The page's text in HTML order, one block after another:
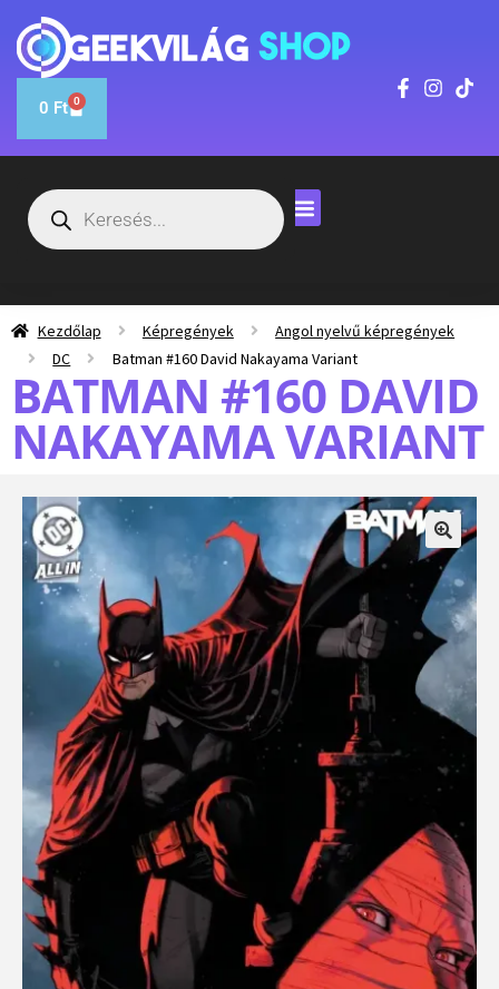
0 Ft 0
Kezdőlap Képregények
Angol nyelvű képregények
DC
Batman #160 David Nakayama Variant
BATMAN #160 DAVID
NAKAYAMA VARIANT